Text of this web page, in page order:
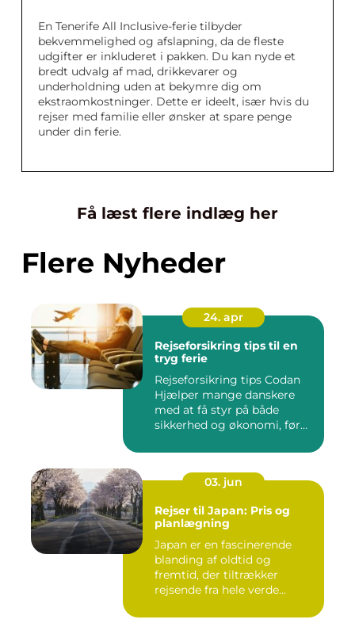
En Tenerife All Inclusive-ferie tilbyder
bekvemmelighed og afslapning, da de fleste
udgifter er inkluderet i pakken. Du kan nyde et
bredt udvalg af mad, drikkevarer og
underholdning uden at bekymre dig om
ekstraomkostninger. Dette er ideelt, især hvis du
rejser med familie eller ønsker at spare penge
under din ferie.
Få læst flere indlæg her
Flere Nyheder
24. apr
Rejseforsikring tips til en
tryg ferie
Rejseforsikring tips Codan
Hjælper mange danskere
med at få styr på både
sikkerhed og økonomi, før
03. jun
Rejser til Japan: Pris og
planlægning
Japan er en fascinerende
blanding af oldtid og
fremtid, der tiltrækker
rejsende fra hele verde...